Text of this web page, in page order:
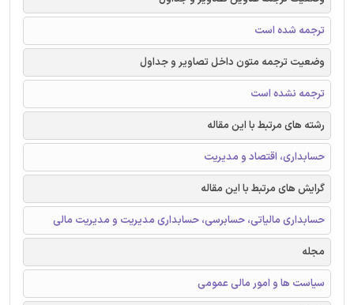
ترجمه شده است
وضعیت ترجمه متون داخل تصاویر و جداول
ترجمه نشده است
رشته های مرتبط با این مقاله
حسابداری، اقتصاد و مدیریت
گرایش های مرتبط با این مقاله
حسابداری مالیاتی، حسابرسی، حسابداری مدیریت و مدیریت مالی
مجله
سیاست ها و امور مالی عمومی